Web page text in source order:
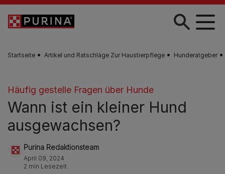
Skip to main content
Startseite Artikel und Ratschläge Zur Haustierpflege Hunderatgeber
Häufig gestelle Fragen über Hunde
Wann ist ein kleiner Hund
ausgewachsen?
Purina Redaktionsteam
April 09, 2024
2 min Lesezeit